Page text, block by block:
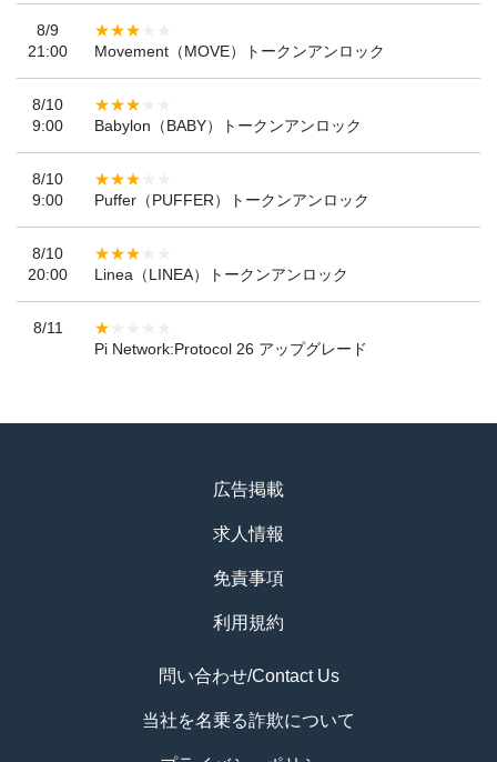
8/9
21:00
Movement（MOVE）トークンアンロック
8/10
9:00
Babylon（BABY）トークンアンロック
8/10
9:00
Puffer（PUFFER）トークンアンロック
8/10
20:00
Linea（LINEA）トークンアンロック
8/11
Pi Network:Protocol 26 アップグレード
広告掲載
求人情報
免責事項
利用規約
問い合わせ/Contact Us
当社を名乗る詐欺について